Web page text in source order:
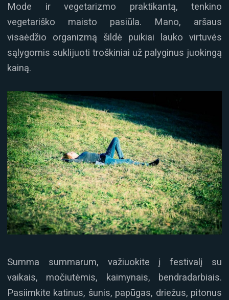
Mode ir vegetarizmo praktikantą, tenkino
vegetariško maisto pasiūla. Mano, aršaus
visaėdžio organizmą šildė puikiai lauko virtuvės
sąlygomis suklijuoti troškiniai už palyginus juokingą
kainą.
Summa summarum, važiuokite į festivalį su
vaikais, močiutėmis, kaimynais, bendradarbiais.
Pasiimkite katinus, šunis, papūgas, driežus, pitonus